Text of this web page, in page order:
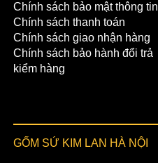
Chính sách bảo mật thông tin
Chính sách thanh toán
Chính sách giao nhận hàng
Chính sách bảo hành đổi trả
kiểm hàng
GỐM SỨ KIM LAN HÀ NỘI